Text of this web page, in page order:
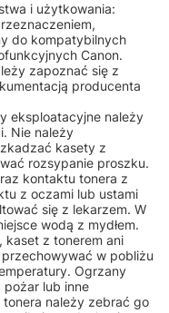
i użytkowania:
do kompatybilnych
Canon.
zapoznać się z
producenta
eksploatacyjne należy
Nie należy
kasety z
rozsypanie proszku.
kontaktu tonera z
z oczami lub ustami
się z lekarzem. W
wodą z mydłem.
kaset z tonerem ani
w pobliżu
Ogrzany
lub inne
należy zebrać go